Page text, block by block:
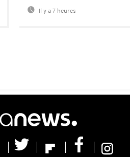
Il y a 7 heures